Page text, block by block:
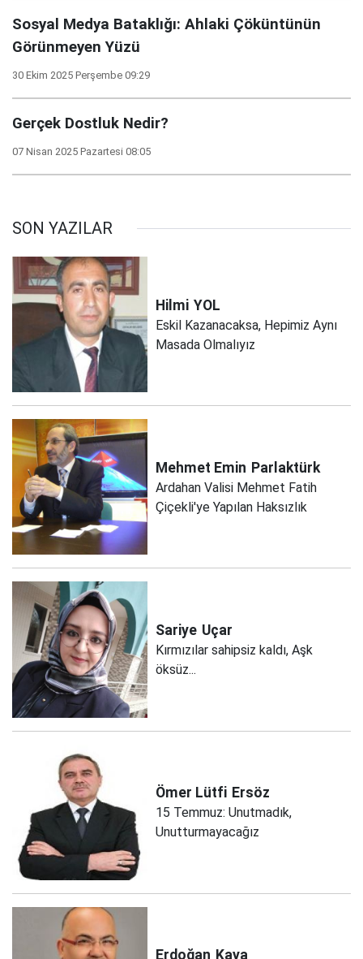
Sosyal Medya Bataklığı: Ahlaki Çöküntünün
Görünmeyen Yüzü
30 Ekim 2025 Perşembe 09:29
Gerçek Dostluk Nedir?
07 Nisan 2025 Pazartesi 08:05
SON YAZILAR
Hilmi YOL
Eskil Kazanacaksa, Hepimiz Aynı
Masada Olmalıyız
Mehmet Emin Parlaktürk
Ardahan Valisi Mehmet Fatih
Çiçekli'ye Yapılan Haksızlık
Sariye Uçar
Kırmızılar sahipsiz kaldı, Aşk
öksüz...
Ömer Lütfi Ersöz
15 Temmuz: Unutmadık,
Unutturmayacağız
Erdoğan Kaya